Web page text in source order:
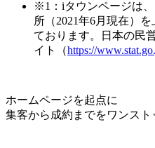
※1：iタウンページは
所（2021年6月現在）
ております。日本の民
イト（https://
ホームページを起点に
集客から成約までをワンスト